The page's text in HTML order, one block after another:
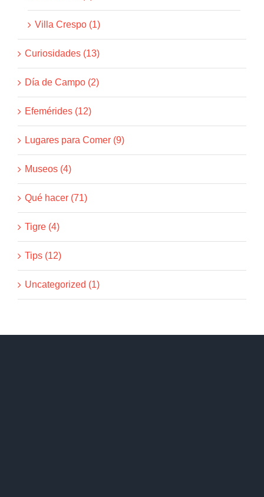
Villa Crespo (1)
Curiosidades (13)
Día de Campo (2)
Efemérides (12)
Lugares para Comer (9)
Museos (4)
Qué hacer (71)
Tigre (4)
Tips (12)
Uncategorized (1)